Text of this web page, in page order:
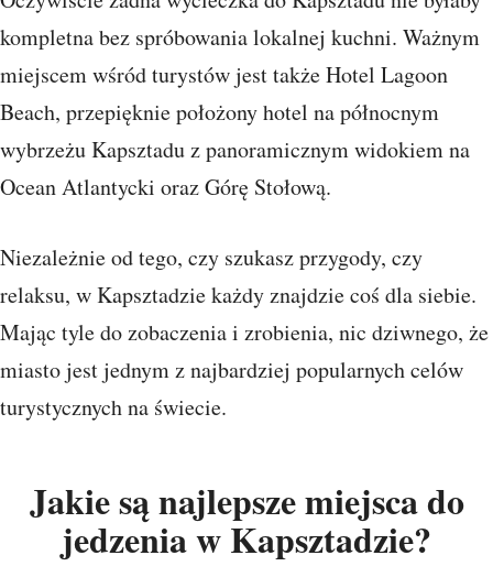
kompletna bez spróbowania lokalnej kuchni. Ważnym
miejscem wśród turystów jest także Hotel Lagoon
Beach, przepięknie położony hotel na północnym
wybrzeżu Kapsztadu z panoramicznym widokiem na
Ocean Atlantycki oraz Górę Stołową.
Niezależnie od tego, czy szukasz przygody, czy
relaksu, w Kapsztadzie każdy znajdzie coś dla siebie.
Mając tyle do zobaczenia i zrobienia, nic dziwnego, że
miasto jest jednym z najbardziej popularnych celów
turystycznych na świecie.
Jakie są najlepsze miejsca do
jedzenia w Kapsztadzie?